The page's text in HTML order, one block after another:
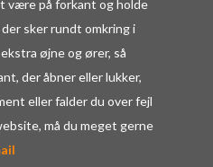
være på forkant og holde
sker rundt omkring i
øjne og ører, så
der åbner eller lukker,
eller falder du over fejl
må du meget gerne